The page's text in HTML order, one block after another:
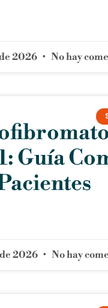
2026 No hay
Guía
2026 No hay